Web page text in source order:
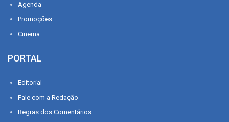
Agenda
Promoções
Cinema
PORTAL
Editorial
Fale com a Redação
Regras dos Comentários